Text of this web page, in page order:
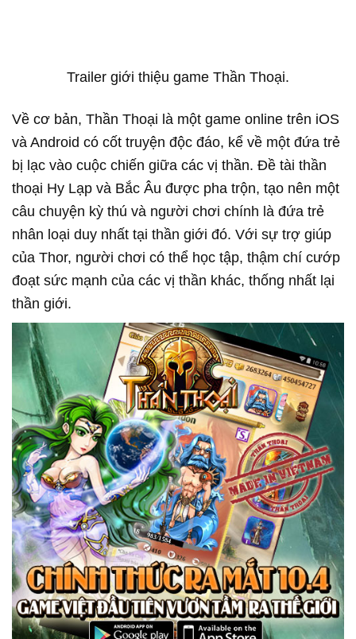
Trailer giới thiệu game Thần Thoại.
Về cơ bản, Thần Thoại là một game online trên iOS
và Android có cốt truyện độc đáo, kể về một đứa trẻ
bị lạc vào cuộc chiến giữa các vị thần. Đề tài thần
thoại Hy Lạp và Bắc Âu được pha trộn, tạo nên một
câu chuyện kỳ thú và người chơi chính là đứa trẻ
nhân loại duy nhất tại thần giới đó. Với sự trợ giúp
của Thor, người chơi có thể học tập, thậm chí cướp
đoạt sức mạnh của các vị thần khác, thống nhất lại
thần giới.